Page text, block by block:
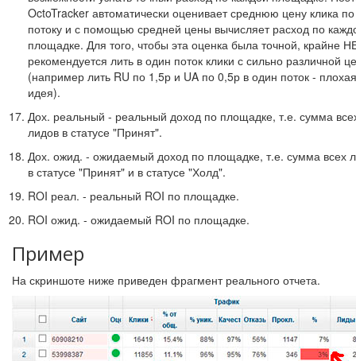
OctoTracker автоматически оценивает среднюю цену клика по
потоку и с помощью средней цены вычисляет расход по
площадке. Для того, чтобы эта оценка была точной, крайне
рекомендуется лить в один поток клики с сильно различной
(например лить RU по 1,5р и UA по 0,5р в один поток - плохая
идея).
Дох. реальный - реальный доход по площадке, т.е. сумма
лидов в статусе "Принят".
Дох. ожид. - ожидаемый доход по площадке, т.е. сумма всех
в статусе "Принят" и в статусе "Холд".
ROI реал. - реальный ROI по площадке.
ROI ожид. - ожидаемый ROI по площадке.
Пример
На скриншоте ниже приведен фрагмент реального отчета.